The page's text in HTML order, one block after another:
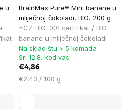
u
BrainMax Pure® Mini banane u
mliječnoj čokoladi, BIO, 200 g
*CZ-BIO-001 certifikat / BIO
banane u mliječnoj čokoladi
Na skladištu > 5 komada
Sri 12.8. kod vas
€4,86
Cijena
€2,43 / 100 g